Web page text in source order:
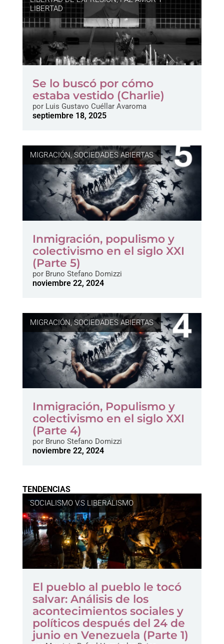
LIBERTAD
Se lo buscó por cómo
estaba vestido (Charlie)
porLuis Gustavo Cuéllar Avaroma
septiembre 18, 2025
MIGRACIÓN,SOCIEDADES ABIERTAS
Inmigración, populismo y
colectivismo en el siglo XXI
(Parte 5)
porBruno Stefano Domizzi
noviembre 22, 2024
MIGRACIÓN,SOCIEDADES ABIERTAS
Inmigración, Populismo y
colectivismo en el siglo XXI
(Parte 4)
porBruno Stefano Domizzi
noviembre 22, 2024
TENDENCIAS
SOCIALISMO V.S LIBERALISMO
El pueblo al pueblo le tocó
salvar: Análisis de los
acontecimientos sociales y
políticos después del 24 de
junio en Venezuela (Parte 1)